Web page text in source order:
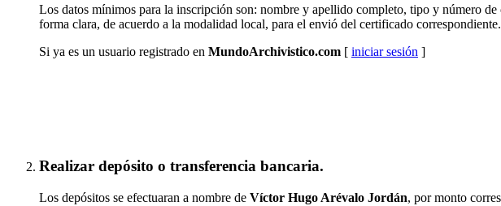
Los datos mínimos para la inscripción son: nombre y apellido completo, tipo y número
forma clara, de acuerdo a la modalidad local, para el envió del certificado correspondiente.
Si ya es un usuario registrado en MundoArchivistico.com [ iniciar sesión ]
Realizar depósito o transferencia bancaria.
Los depósitos se efectuaran a nombre de Víctor Hugo Arévalo Jordán, por monto